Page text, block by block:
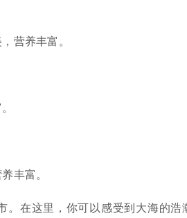
营养丰富。
丰富。
。在这里，你可以感受到大海的浩